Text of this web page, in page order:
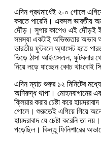
এদিন প্রথমার্ধেই ২-০ গোলে
করতে পারেনি। একদল ভারতীয়
দৌঁড়। সুপার কাপেও এই দৌঁড়ই
সমস্যা একটাই অভিজ্ঞতার অভাব
ভারতীয় ফুটবলে অ্যাসেট হতে
ভিড়ে ঠাসা আইএসএল, ফুটবলার
নিয়ে লড়ে যাচ্ছেন কোচ থাংবোই
এদিন ম্যাচ শুরুর ১২ মিনিটের
অনিরুদ্ধ থাপা। মোহনবাগানের
ক্লিয়ার করার চেষ্টা করে
গোলে। শুরুতেই এগিয়ে গিয়ে
হায়দরাবাদ যে চেষ্টা করেনি তা
পড়েছিল। কিন্তু ফিনিশারের